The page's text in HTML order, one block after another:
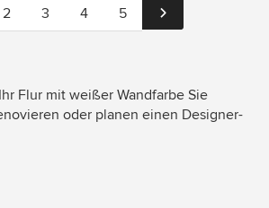
2 3 4 5
Flur mit weißer Wandfarbe Sie
oder planen einen Designer-
Inneneinrichter und
Paris & Luberon und Mutinati Officina